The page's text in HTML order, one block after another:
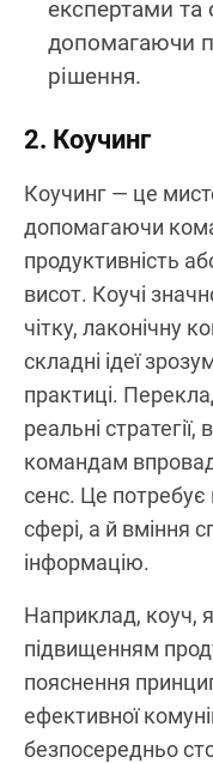
експертами
допомагаючи
рішення.
2. Коучинг
Коучинг — це
допомагаючи
продуктивність
висот. Коучі
чітку, лаконічну
складні ідеї
практиці.
реальні
командам
сенс. Це потребує
сфері, а й вміння
інформацію.
Наприклад, коуч,
підвищенням
пояснення
ефективної
безпосередньо